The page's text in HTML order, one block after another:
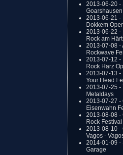
2013-06-20 -
2013-06-21 -
Dokkem
2013-06-22 -
Rock am
2013-07-08 -
Rockwave
2013-07-12 -
Rock Harz
2013-07-13 -
Your Head
2013-07-25 -
Metaldays
2013-07-27 -
Eisenwahn
2013-08-08 -
Rock Festival
2013-08-10 -
Vagos -
2014-01-09 -
Garage